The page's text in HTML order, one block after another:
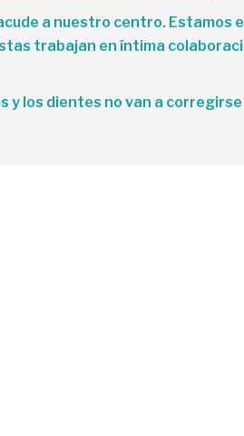
a nuestro centro. Estamos
trabajan en íntima
y los dientes no van a